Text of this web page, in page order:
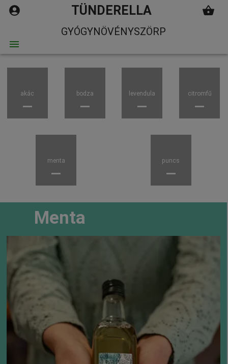
TÜNDERELLA
GYÓGYNÖVÉNYSZÖRP
akác bodza levendula citromfű
menta puncs
Menta